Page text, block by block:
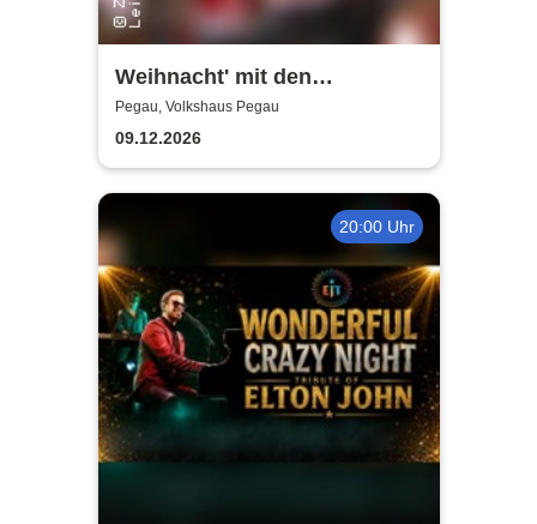
Weihnacht' mit den
Holzhäuser Spatzen - Mit
Sack und Rute
Pegau, Volkshaus Pegau
09.12.2026
20:00 Uhr